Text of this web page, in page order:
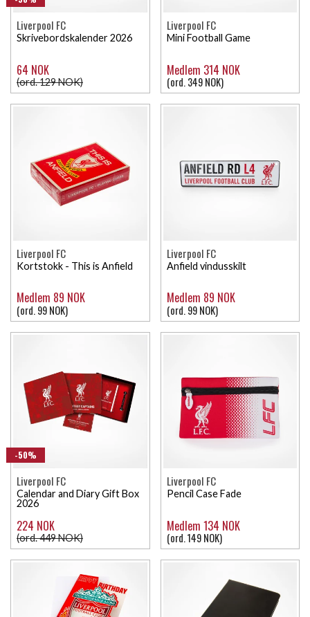
Liverpool FC
Skrivebordskalender 2026
64 NOK
(ord. 129 NOK)
Liverpool FC
Mini Football Game
Medlem 314 NOK
(ord. 349 NOK)
Liverpool FC
Kortstokk - This is Anfield
Medlem 89 NOK
(ord. 99 NOK)
Liverpool FC
Anfield vindusskilt
Medlem 89 NOK
(ord. 99 NOK)
-50%
Liverpool FC
Calendar and Diary Gift Box
2026
224 NOK
(ord. 449 NOK)
Liverpool FC
Pencil Case Fade
Medlem 134 NOK
(ord. 149 NOK)